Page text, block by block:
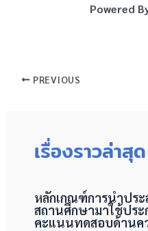
Powered
PREVIOUS
เรื่องราวล่าสุด
หลักเกณฑ์การนำปร
สถานศึกษามาใช้ปร
คะแนนทดสอบด้านค